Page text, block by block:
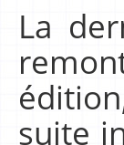
La
suite